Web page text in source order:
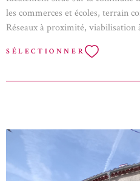
les commerces et écoles, terrain
Réseaux à proximité,
se distingue par son
offrant une perspective
à me contacter pour obtenir de
SÉLECTIONNER